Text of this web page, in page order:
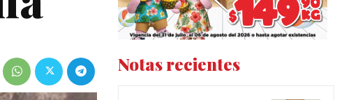
Notas recientes